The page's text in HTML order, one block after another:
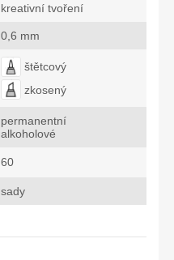
kreativní tvoření
0,6 mm
štětcový
zkosený
permanentní
alkoholové
60
sady